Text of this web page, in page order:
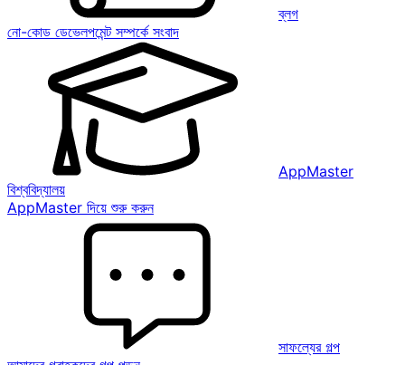
ব্লগ
নো-কোড ডেভেলপমেন্ট সম্পর্কে সংবাদ
AppMaster
বিশ্ববিদ্যালয়
AppMaster দিয়ে শুরু করুন
সাফল্যের গল্প